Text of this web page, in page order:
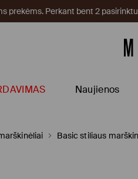
prekėms. Perkant bent 2
Naujienos
Basic stiliaus